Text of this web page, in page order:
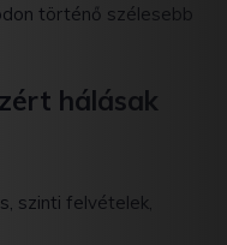
történő szélesebb
hálásak
szinti felvételek,